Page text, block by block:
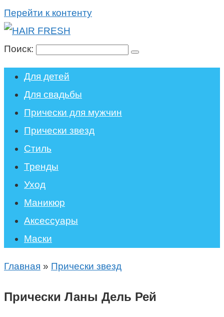
Перейти к контенту
Поиск:
Для детей
Для свадьбы
Прически для мужчин
Прически звезд
Стиль
Тренды
Уход
Маникюр
Аксессуары
Маски
Главная » Прически звезд
Прически Ланы Дель Рей